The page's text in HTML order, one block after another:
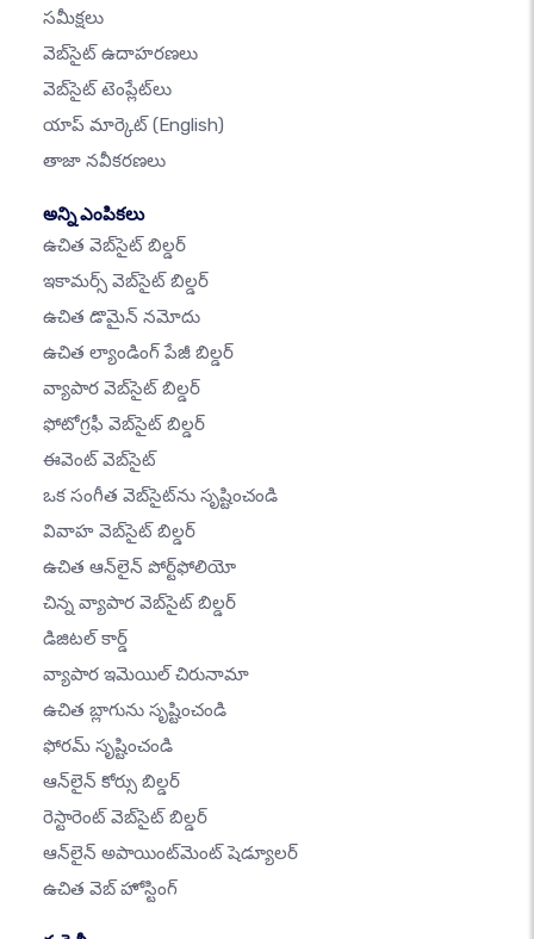
సమీక్షలు
వెబ్‌సైట్ ఉదాహరణలు
వెబ్‌సైట్ టెంప్లేట్‌లు
యాప్ మార్కెట్ (English)
తాజా నవీకరణలు
అన్ని ఎంపికలు
ఉచిత వెబ్‌సైట్ బిల్డర్
ఇకామర్స్ వెబ్‌సైట్ బిల్డర్
ఉచిత డొమైన్ నమోదు
ఉచిత ల్యాండింగ్ పేజీ బిల్డర్
వ్యాపార వెబ్‌సైట్ బిల్డర్
ఫోటోగ్రఫీ వెబ్‌సైట్ బిల్డర్
ఈవెంట్ వెబ్‌సైట్
ఒక సంగీత వెబ్‌సైట్‌ను సృష్టించండి
వివాహ వెబ్‌సైట్ బిల్డర్
ఉచిత ఆన్‌లైన్ పోర్ట్‌ఫోలియో
చిన్న వ్యాపార వెబ్‌సైట్ బిల్డర్
డిజిటల్ కార్డ్
వ్యాపార ఇమెయిల్ చిరునామా
ఉచిత బ్లాగును సృష్టించండి
ఫోరమ్ సృష్టించండి
ఆన్‌లైన్ కోర్సు బిల్డర్
రెస్టారెంట్ వెబ్‌సైట్ బిల్డర్
ఆన్‌లైన్ అపాయింట్‌మెంట్ షెడ్యూలర్
ఉచిత వెబ్ హోస్టింగ్